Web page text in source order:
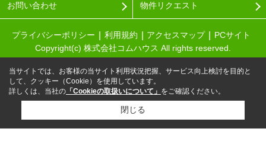
お問い合わせ 物件リクエスト
プライバシーポリシー 利用規約 アクセスマップ
PCサイト
Copyright(c) 株式会社コムハウス All rights reserved.
当サイトでは、お客様の当サイト利用状況把握、サービス向上検討を目的と
して、クッキー（Cookie）を使用しています。
詳しくは、当社の 「Cookieの取扱いについて」 をご確認ください。
閉じる